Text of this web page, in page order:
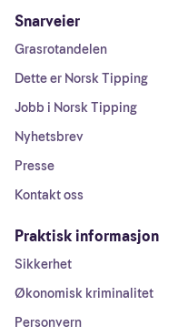
Snarveier
Grasrotandelen
Dette er Norsk Tipping
Jobb i Norsk Tipping
Nyhetsbrev
Presse
Kontakt oss
Praktisk informasjon
Sikkerhet
Økonomisk kriminalitet
Personvern